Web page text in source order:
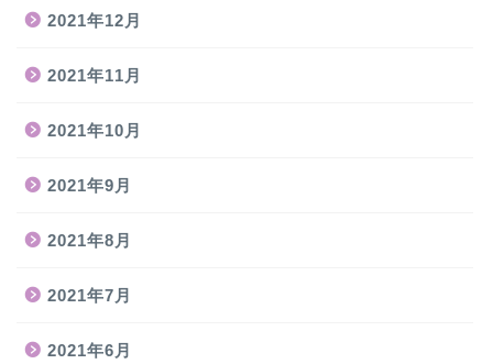
2021年12月
2021年11月
2021年10月
2021年9月
2021年8月
2021年7月
2021年6月